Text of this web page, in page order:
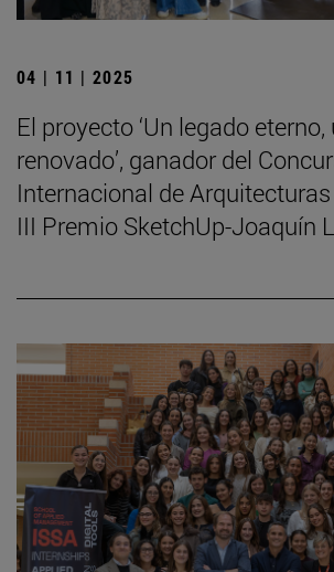
04 | 11 | 2025
El proyecto ‘Un legado
renovado’, ganador del
Internacional de
III Premio SketchUp-Joaquín